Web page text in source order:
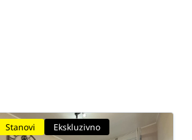
Stanovi Ekskluzivno